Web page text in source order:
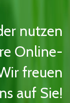
nutzen
Online-
freuen
auf Sie!